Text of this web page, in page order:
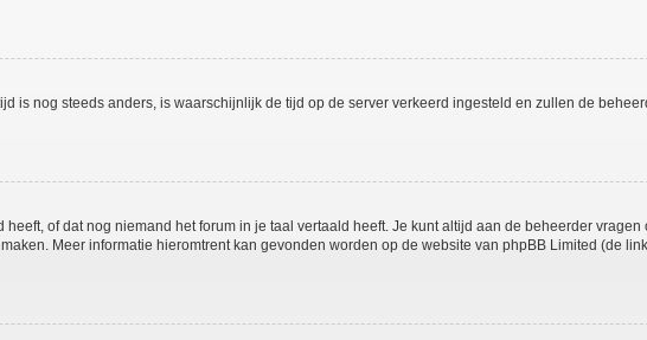
is nog steeds anders, is waarschijnlijk de tijd op de server verkeerd ingesteld en zullen de
of dat nog niemand het forum in je taal vertaald heeft. Je kunt altijd aan de beheerder vragen
Meer informatie hieromtrent kan gevonden worden op de website van phpBB Limited (de